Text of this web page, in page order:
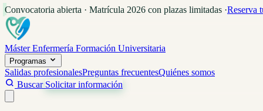
Convocatoria abierta · Matrícula 2026 con plazas limitadas ·Reserva
Máster Enfermería Formación Universitaria
Programas
Salidas profesionalesPreguntas frecuentesQuiénes somos
Buscar Solicitar información